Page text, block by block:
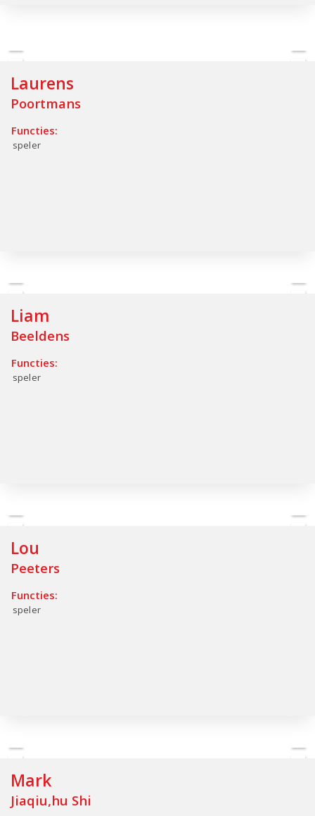
Laurens
Poortmans
Functies:
speler
Liam
Beeldens
Functies:
speler
Lou
Peeters
Functies:
speler
Mark
Jiaqiu,hu Shi